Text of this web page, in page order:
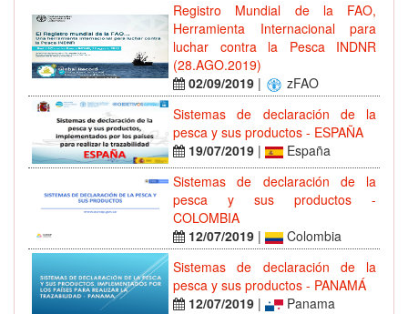
Registro Mundial de la FAO,
Herramienta Internacional para
luchar contra la Pesca INDNR
(28.AGO.2019)
02/09/2019 |
zFAO
Sistemas de declaración de la
pesca y sus productos - ESPAÑA
19/07/2019 |
España
Sistemas de declaración de la
pesca y sus productos -
COLOMBIA
12/07/2019 |
Colombia
Sistemas de declaración de la
pesca y sus productos - PANAMÁ
12/07/2019 |
Panama